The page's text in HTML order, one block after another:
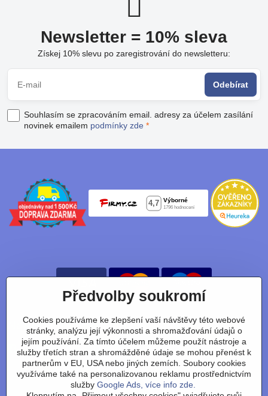
Newsletter = 10% sleva
Získej 10% slevu po zaregistrování do newsletteru:
Odebírat
Souhlasím se zpracováním email. adresy za účelem zasílání
novinek emailem podmínky zde *
Nájdete nás taky na:
Facebook Instagram Youtube Tiktok
Obchodní podmínky/vrácení zboží/reklamace/výměna
Předvolby soukromí
Cookies používáme ke zlepšení vaší návštěvy této webové
stránky, analýzu její výkonnosti a shromažďování údajů o
jejím používání. Za tímto účelem můžeme použít nástroje a
služby třetích stran a shromážděné údaje se mohou přenést k
partnerům v EU, USA nebo jiných zemích. Soubory cookies
využíváme také na personalizovanou reklamu prostřednictvím
služby Google Ads, více info zde.